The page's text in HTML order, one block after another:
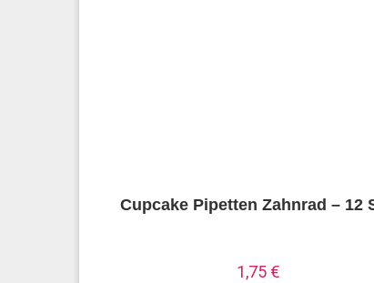
Cupcake Pipetten Zahnrad – 12
1,75 €